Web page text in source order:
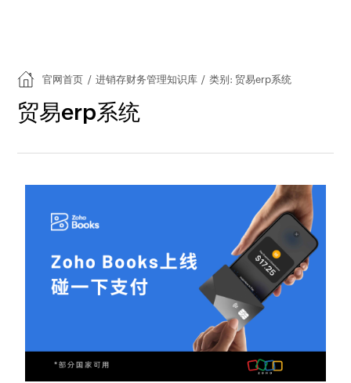
官网首页 / 进销存财务管理知识库 / 类别: 贸易erp系统
贸易erp系统